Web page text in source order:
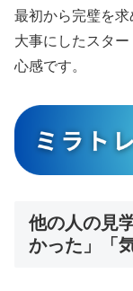
最初から完璧を求
大事にしたスタ
心感です。
他の人の見
かった」「